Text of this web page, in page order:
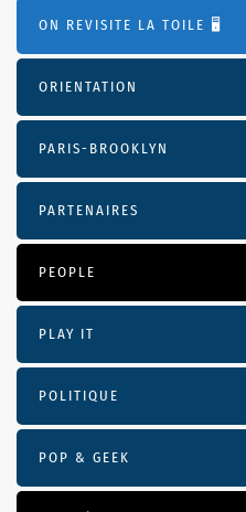
ON REVISITE LA TOILE 🖥️
ORIENTATION
PARIS-BROOKLYN
PARTENAIRES
PEOPLE
PLAY IT
POLITIQUE
POP & GEEK